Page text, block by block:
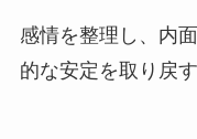
感情を整理し、内
的な安定を取り戻